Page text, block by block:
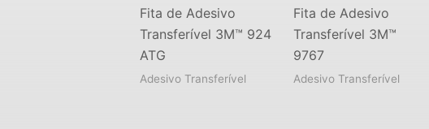
Fita de Adesivo
Transferível 3M™ 924
ATG
Adesivo Transferível
Fita de Adesivo
Transferível 3M™
9767
Adesivo Transferível